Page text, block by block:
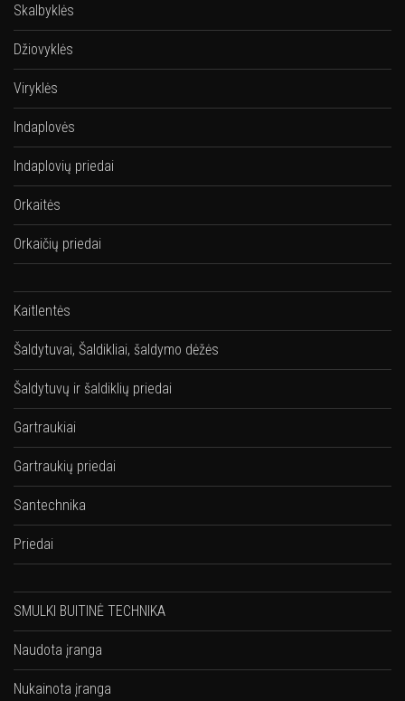
Skalbyklės
Džiovyklės
Viryklės
Indaplovės
Indaplovių priedai
Orkaitės
Orkaičių priedai
Kaitlentės
Šaldytuvai, Šaldikliai, šaldymo dėžės
Šaldytuvų ir šaldiklių priedai
Gartraukiai
Gartraukių priedai
Santechnika
Priedai
SMULKI BUITINĖ TECHNIKA
Naudota įranga
Nukainota įranga